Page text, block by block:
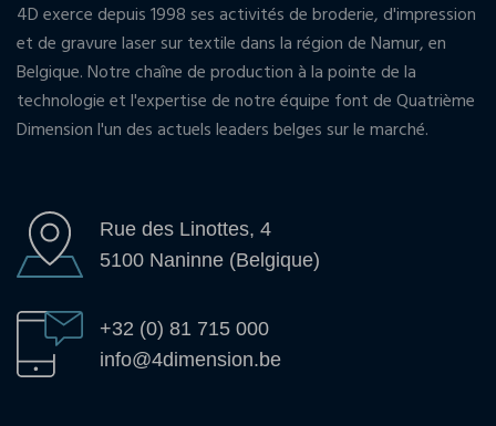
4D exerce depuis 1998 ses activités de broderie, d'impression
et de gravure laser sur textile dans la région de Namur, en
Belgique. Notre chaîne de production à la pointe de la
technologie et l'expertise de notre équipe font de Quatrième
Dimension l'un des actuels leaders belges sur le marché.
Rue des Linottes, 4
5100 Naninne (Belgique)
+32 (0) 81 715 000
info@4dimension.be